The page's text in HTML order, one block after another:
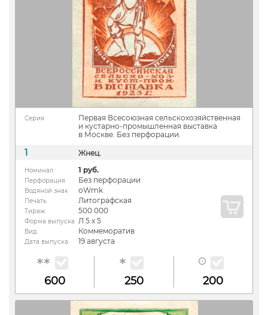
Серия
Первая Всесоюзная сельскохозяйственная
и кустарно-промышленная выставка
в Москве. Без перфорации.
1 Жнец.
Номинал 1 руб.
Перфорация Без перфорации
Водяной знак oWmk
Печать Литографская
Тираж 500 000
Форма выпуска Л 5 х 5
Вид Коммеморатив
Дата выпуска 19 августа
600 250 200